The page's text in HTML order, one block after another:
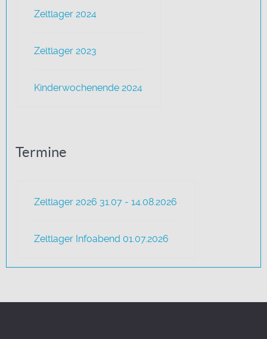
Zeltlager 2024
Zeltlager 2023
Kinderwochenende 2024
Termine
Zeltlager 2026 31.07 - 14.08.2026
Zeltlager Infoabend 01.07.2026